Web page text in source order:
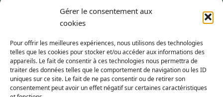
Gérer le consentement aux
cookies
Pour offrir les meilleures expériences, nous utilisons des technologies
telles que les cookies pour stocker et/ou accéder aux informations des
appareils. Le fait de consentir à ces technologies nous permettra de
traiter des données telles que le comportement de navigation ou les ID
uniques sur ce site. Le fait de ne pas consentir ou de retirer son
consentement peut avoir un effet négatif sur certaines caractéristiques
Inscrivez-vous à la newsletter
Vous recevrez régulièrement les dernières actualités